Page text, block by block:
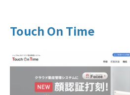
Touch On Time